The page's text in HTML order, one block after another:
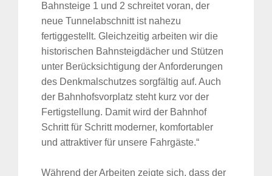
Bahnsteige 1 und 2 schreitet voran, der
neue Tunnelabschnitt ist nahezu
fertiggestellt. Gleichzeitig arbeiten wir die
historischen Bahnsteigdächer und Stützen
unter Berücksichtigung der Anforderungen
des Denkmalschutzes sorgfältig auf. Auch
der Bahnhofsvorplatz steht kurz vor der
Fertigstellung. Damit wird der Bahnhof
Schritt für Schritt moderner, komfortabler
und attraktiver für unsere Fahrgäste.“
Während der Arbeiten zeigte sich, dass der